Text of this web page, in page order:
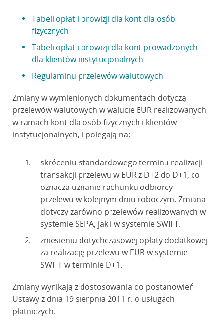
Tabeli opłat i prowizji dla kont dla osób
fizycznych
Tabeli opłat i prowizji dla kont prowadzonych
dla klientów instytucjonalnych
Regulaminu przelewów walutowych
Zmiany w wymienionych dokumentach dotyczą
przelewów walutowych w walucie EUR realizowanych
w ramach kont dla osób fizycznych i klientów
instytucjonalnych, i polegają na:
skróceniu standardowego terminu realizacji
transakcji przelewu w EUR z D+2 do D+1, co
oznacza uznanie rachunku odbiorcy
przelewu w kolejnym dniu roboczym. Zmiana
dotyczy zarówno przelewów realizowanych w
systemie SEPA, jak i w systemie SWIFT.
zniesieniu dotychczasowej opłaty dodatkowej
za realizację przelewu w EUR w systemie
SWIFT w terminie D+1.
Zmiany wynikają z dostosowania do postanowień
Ustawy z dnia 19 sierpnia 2011 r. o usługach
płatniczych.